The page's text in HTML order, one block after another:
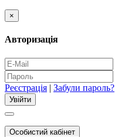
×
Авторизація
Реєстрація | Забули пароль?
Особистий кабінет